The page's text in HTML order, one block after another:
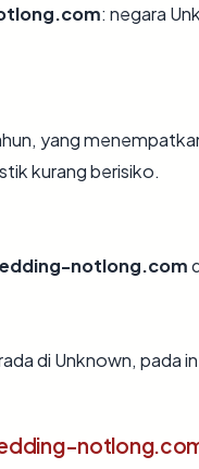
: negara
yang
kurang berisiko.
notlong.com
di Unknown, pada